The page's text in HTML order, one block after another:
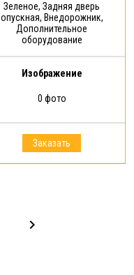
Зеленое, Задняя дверь
опускная, Внедорожник,
Дополнительное
оборудование
Изображение
0 фото
Заказать
keyboard_arrow_right